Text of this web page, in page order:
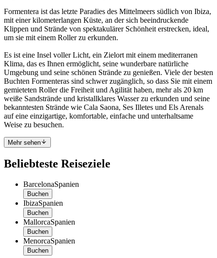
Formentera ist das letzte Paradies des Mittelmeers südlich von Ibiza,
mit einer kilometerlangen Küste, an der sich beeindruckende
Klippen und Strände von spektakulärer Schönheit erstrecken, ideal,
um sie mit einem Roller zu erkunden.
Es ist eine Insel voller Licht, ein Zielort mit einem mediterranen
Klima, das es Ihnen ermöglicht, seine wunderbare natürliche
Umgebung und seine schönen Strände zu genießen. Viele der besten
Buchten Formenteras sind schwer zugänglich, so dass Sie mit einem
gemieteten Roller die Freiheit und Agilität haben, mehr als 20 km
weiße Sandstrände und kristallklares Wasser zu erkunden und seine
bekanntesten Strände wie Cala Saona, Ses Illetes und Els Arenals
auf eine einzigartige, komfortable, einfache und unterhaltsame
Weise zu besuchen.
Mehr sehen
Beliebteste Reiseziele
BarcelonaSpanien
Buchen
IbizaSpanien
Buchen
MallorcaSpanien
Buchen
MenorcaSpanien
Buchen